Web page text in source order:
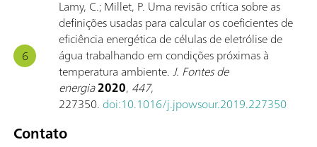
Lamy, C.; Millet, P. Uma revisão crítica sobre as
definições usadas para calcular os coeficientes de
eficiência energética de células de eletrólise de
água trabalhando em condições próximas à
temperatura ambiente.J. Fontes de
energia2020, 447,
227350. doi:10.1016/j.jpowsour.2019.227350
Contato